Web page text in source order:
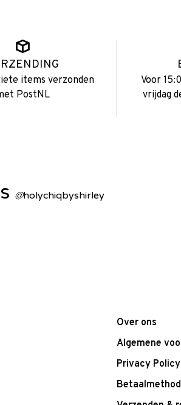
items verzonden
PostNL
Voor
vrijdag
@holychiqbyshirley
Over ons
Algemene
Privacy Policy